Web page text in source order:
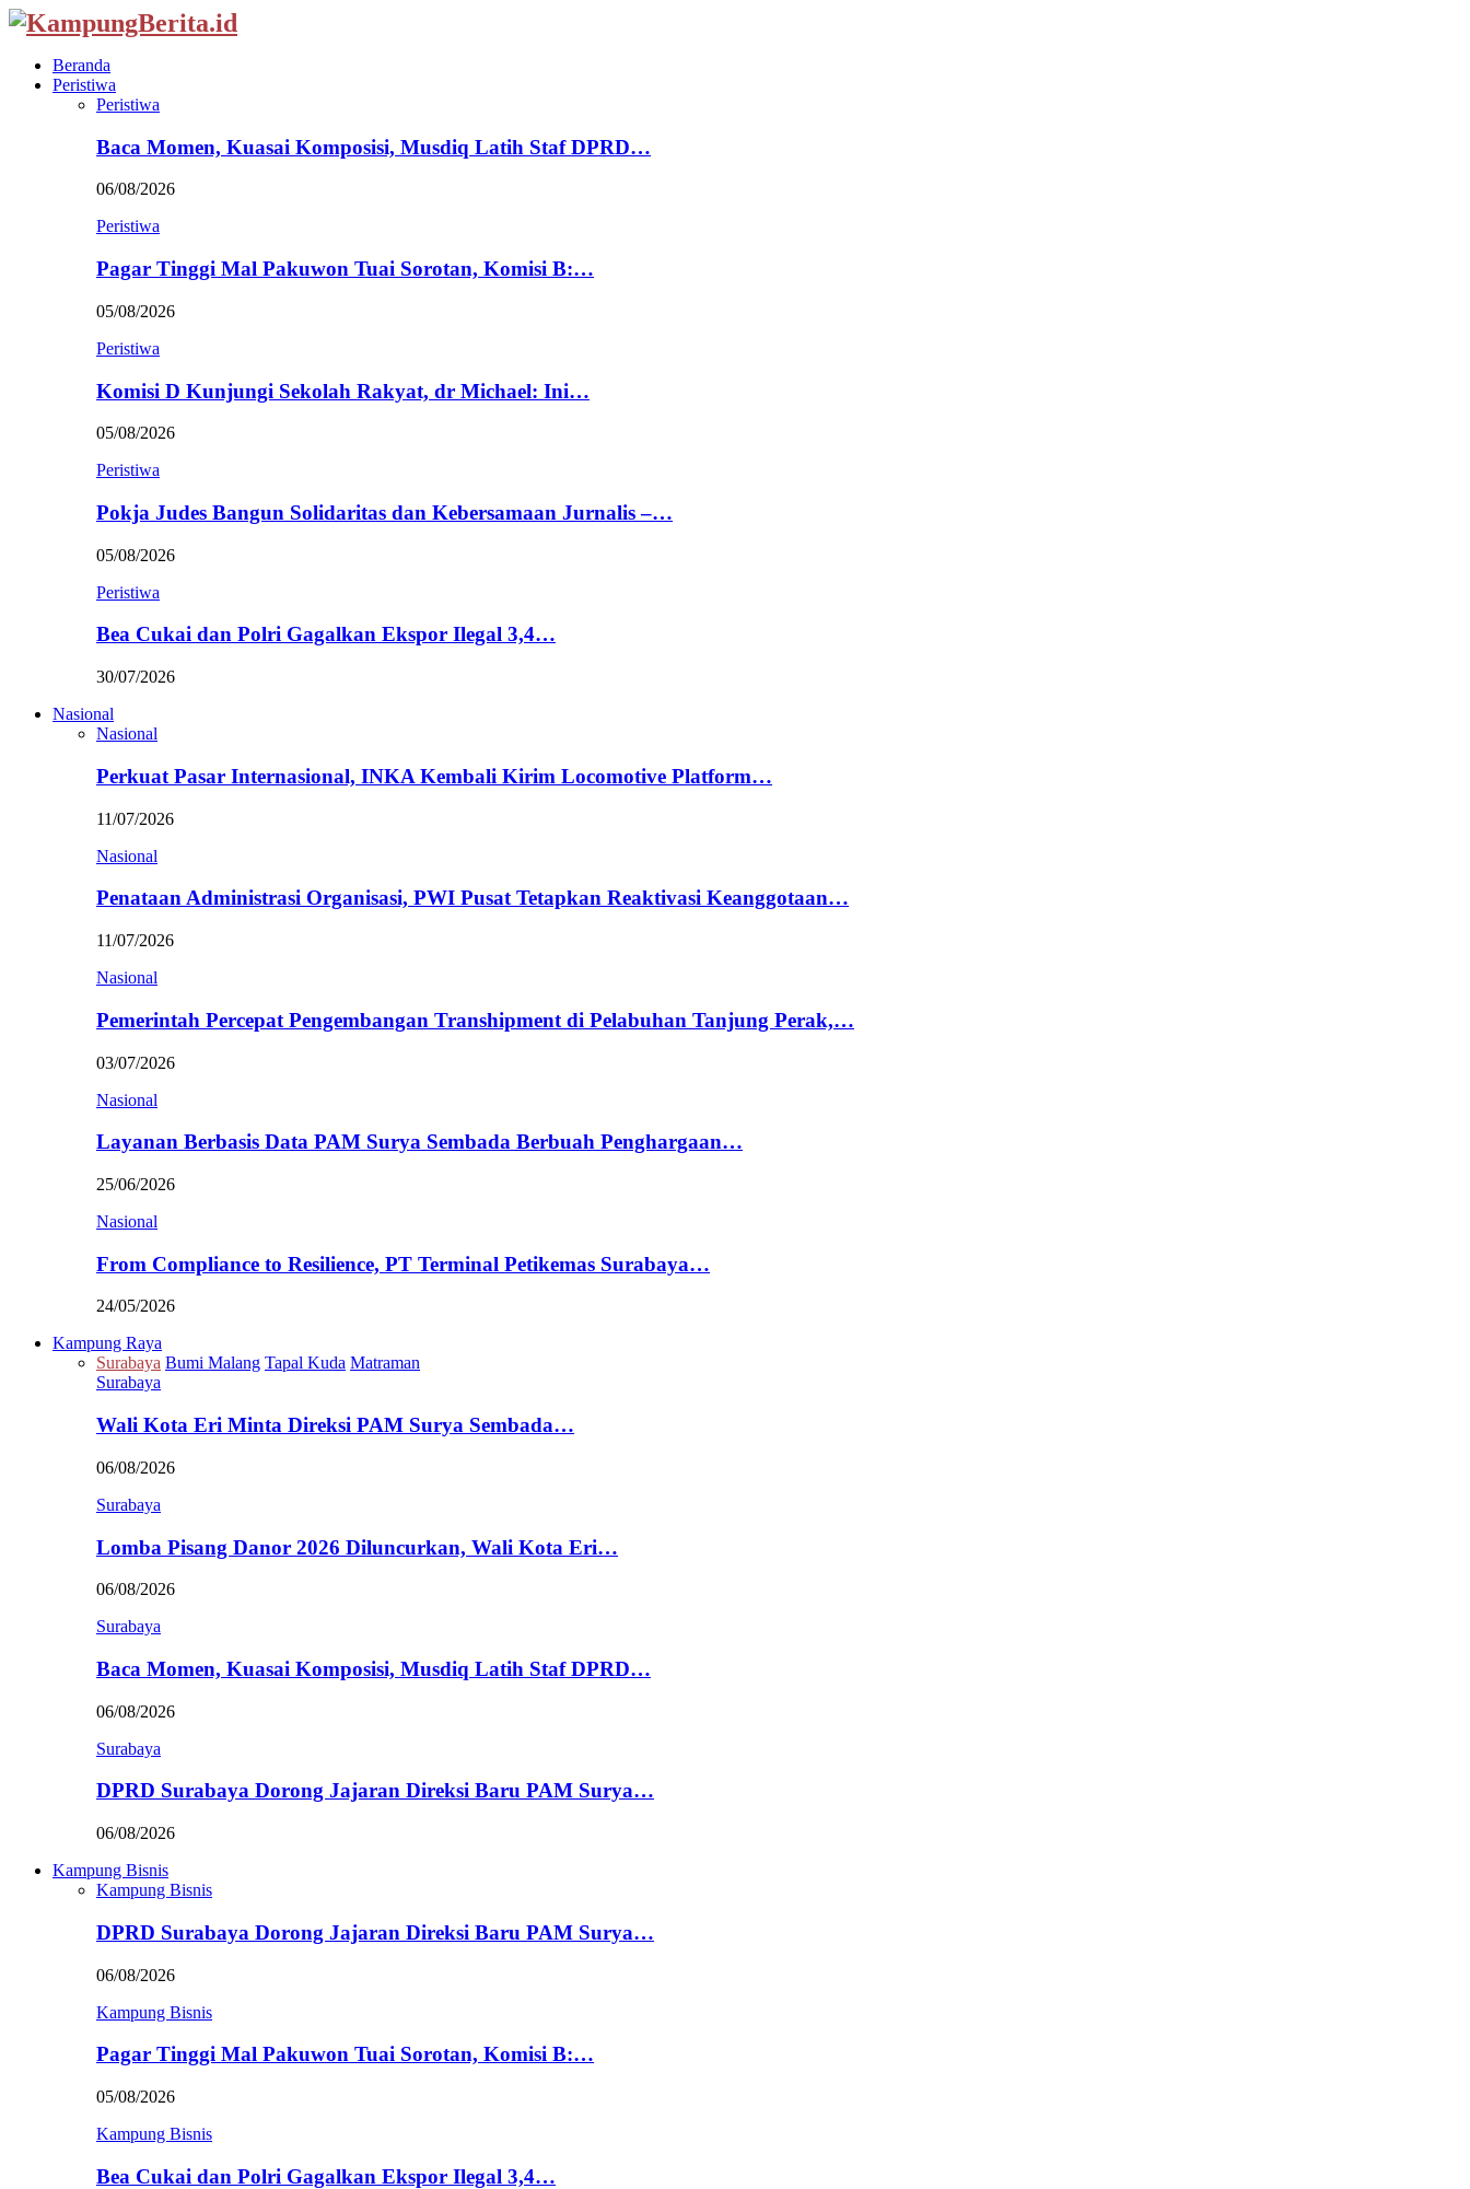
Beranda
Peristiwa
Peristiwa
Baca Momen, Kuasai Komposisi, Musdiq Latih Staf DPRD…
06/08/2026
Peristiwa
Pagar Tinggi Mal Pakuwon Tuai Sorotan, Komisi B:…
05/08/2026
Peristiwa
Komisi D Kunjungi Sekolah Rakyat, dr Michael: Ini…
05/08/2026
Peristiwa
Pokja Judes Bangun Solidaritas dan Kebersamaan Jurnalis –…
05/08/2026
Peristiwa
Bea Cukai dan Polri Gagalkan Ekspor Ilegal 3,4…
30/07/2026
Nasional
Nasional
Perkuat Pasar Internasional, INKA Kembali Kirim Locomotive Platform…
11/07/2026
Nasional
Penataan Administrasi Organisasi, PWI Pusat Tetapkan Reaktivasi Keanggotaan…
11/07/2026
Nasional
Pemerintah Percepat Pengembangan Transhipment di Pelabuhan Tanjung Perak,…
03/07/2026
Nasional
Layanan Berbasis Data PAM Surya Sembada Berbuah Penghargaan…
25/06/2026
Nasional
From Compliance to Resilience, PT Terminal Petikemas Surabaya…
24/05/2026
Kampung Raya
Surabaya Bumi Malang Tapal Kuda Matraman
Surabaya
Wali Kota Eri Minta Direksi PAM Surya Sembada…
06/08/2026
Surabaya
Lomba Pisang Danor 2026 Diluncurkan, Wali Kota Eri…
06/08/2026
Surabaya
Baca Momen, Kuasai Komposisi, Musdiq Latih Staf DPRD…
06/08/2026
Surabaya
DPRD Surabaya Dorong Jajaran Direksi Baru PAM Surya…
06/08/2026
Kampung Bisnis
Kampung Bisnis
DPRD Surabaya Dorong Jajaran Direksi Baru PAM Surya…
06/08/2026
Kampung Bisnis
Pagar Tinggi Mal Pakuwon Tuai Sorotan, Komisi B:…
05/08/2026
Kampung Bisnis
Bea Cukai dan Polri Gagalkan Ekspor Ilegal 3,4…